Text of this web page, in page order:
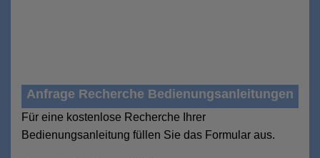
Anfrage Recherche Bedienungsanleitungen
Für eine kostenlose Recherche Ihrer
Bedienungsanleitung füllen Sie das Formular aus.